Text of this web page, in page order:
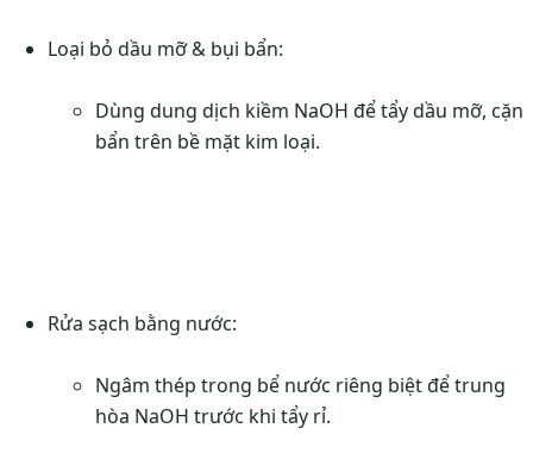
Loại bỏ dầu mỡ & bụi bẩn:
Dùng dung dịch kiềm NaOH để tẩy dầu mỡ, cặn
bẩn trên bề mặt kim loại.
Rửa sạch bằng nước:
Ngâm thép trong bể nước riêng biệt để trung
hòa NaOH trước khi tẩy rỉ.